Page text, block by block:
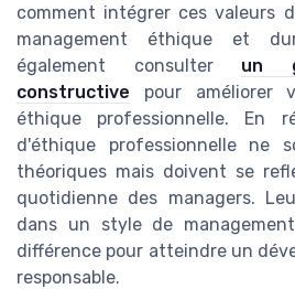
comment intégrer ces valeurs
management éthique et
également consulter un
constructive pour améliorer
éthique professionnelle. En
d'éthique professionnelle ne
théoriques mais doivent se
quotidienne des managers.
dans un style de
différence pour atteindre un
responsable.